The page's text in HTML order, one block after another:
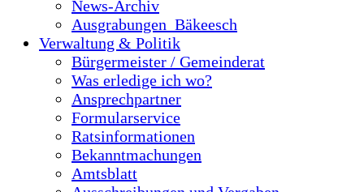
News-Archiv
Ausgrabungen_Bäkeesch
Verwaltung & Politik
Bürgermeister / Gemeinderat
Was erledige ich wo?
Ansprechpartner
Formularservice
Ratsinformationen
Bekanntmachungen
Amtsblatt